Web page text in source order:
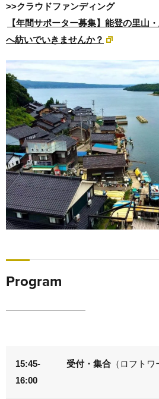
>>クラウドファンディング
【年間サポーター募集】能登の里山
へ紡いでいきませんか？
Program
15:45-
16:00
受付・集合（ロフトワ